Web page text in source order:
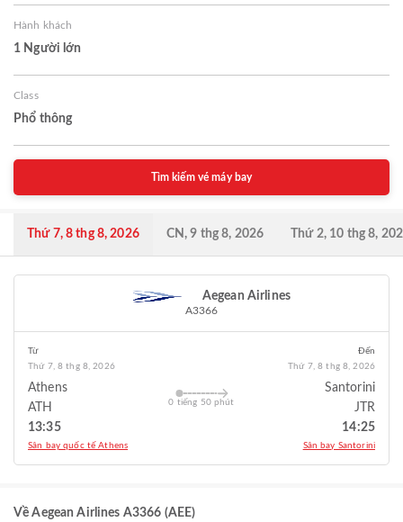
Hành khách
1 Người lớn
Class
Phổ thông
Tìm kiếm vé máy bay
Thứ 7, 8 thg 8, 2026 CN, 9 thg 8, 2026 Thứ 2, 10 thg 8,
Aegean Airlines
A3366
Từ
Thứ 7, 8 thg 8, 2026
Athens
ATH
13:35
Sân bay quốc tế Athens
0 tiếng 50 phút
Đến
Thứ 7, 8 thg 8, 2026
Santorini
JTR
14:25
Sân bay Santorini
Về Aegean Airlines A3366 (AEE)